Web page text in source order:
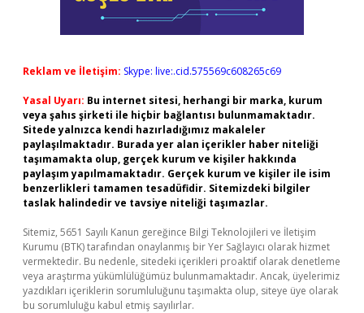
Reklam ve İletişim: Skype: live:.cid.575569c608265c69
Yasal Uyarı: Bu internet sitesi, herhangi bir marka, kurum
veya şahıs şirketi ile hiçbir bağlantısı bulunmamaktadır.
Sitede yalnızca kendi hazırladığımız makaleler
paylaşılmaktadır. Burada yer alan içerikler haber niteliği
taşımamakta olup, gerçek kurum ve kişiler hakkında
paylaşım yapılmamaktadır. Gerçek kurum ve kişiler ile isim
benzerlikleri tamamen tesadüfidir. Sitemizdeki bilgiler
taslak halindedir ve tavsiye niteliği taşımazlar.
Sitemiz, 5651 Sayılı Kanun gereğince Bilgi Teknolojileri ve İletişim
Kurumu (BTK) tarafından onaylanmış bir Yer Sağlayıcı olarak hizmet
vermektedir. Bu nedenle, sitedeki içerikleri proaktif olarak denetleme
veya araştırma yükümlülüğümüz bulunmamaktadır. Ancak, üyelerimiz
yazdıkları içeriklerin sorumluluğunu taşımakta olup, siteye üye olarak
bu sorumluluğu kabul etmiş sayılırlar.